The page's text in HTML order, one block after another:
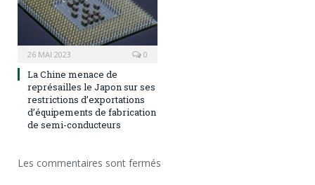
26 MAI 2023 0
La Chine menace de
représailles le Japon sur ses
restrictions d’exportations
d’équipements de fabrication
de semi-conducteurs
Les commentaires sont fermés